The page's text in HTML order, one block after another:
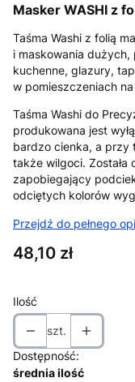
Masker WASHI z
Taśma Washi z folią
i maskowania dużych,
kuchenne, glazury,
w pomieszczeniach
Taśma Washi do
produkowana jest
bardzo cienka, a przy
także wilgoci. Została
zapobiegający
odciętych kolorów
Przejdź do pełnego
Cena
48,10 zł
Ilość
szt.
Dostępność:
średnia ilość